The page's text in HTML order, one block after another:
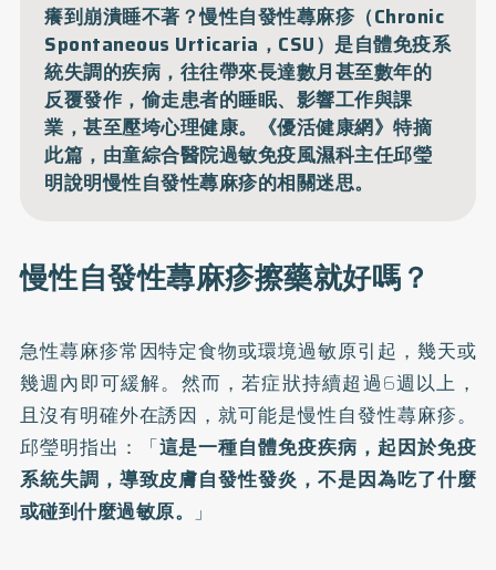
癢到崩潰睡不著？慢性自發性蕁麻疹（Chronic
Spontaneous Urticaria，CSU）是自體免疫系
統失調的疾病，往往帶來長達數月甚至數年的
反覆發作，偷走患者的睡眠、影響工作與課
業，甚至壓垮心理健康。《優活健康網》特摘
此篇，由童綜合醫院過敏免疫風濕科主任邱瑩
明說明慢性自發性蕁麻疹的相關迷思。
慢性自發性蕁麻疹擦藥就好嗎？
急性蕁麻疹常因特定食物或環境過敏原引起，幾天或
幾週內即可緩解。然而，若症狀持續超過6週以上，
且沒有明確外在誘因，就可能是慢性自發性蕁麻疹。
邱瑩明指出：「這是一種自體免疫疾病，起因於免疫
系統失調，導致皮膚自發性發炎，不是因為吃了什麼
或碰到什麼過敏原。
」